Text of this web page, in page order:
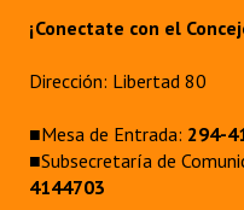
Mujeres que Dejaron
Periodistas Decanos -
Ciudadano Ilustre -
Banca del Vecino - Registro
¡Conectate con el
Dirección: Libertad 80
■Mesa de Entrada: 294-
■Subsecretaría de
4144703